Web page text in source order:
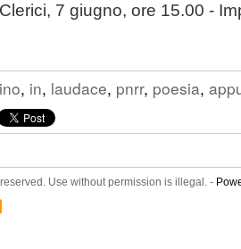
7 giugno, ore 15.00 -
, in, laudace, pnrr, poesia,
Use without permission is illegal. -